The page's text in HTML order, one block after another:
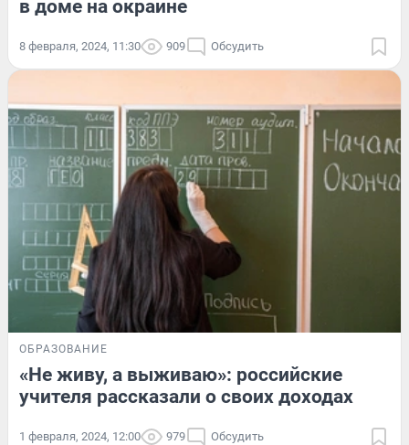
в доме на окраине
8 февраля, 2024, 11:30 909 Обсудить
ОБРАЗОВАНИЕ
«Не живу, а выживаю»: российские
учителя рассказали о своих доходах
1 февраля, 2024, 12:00 979 Обсудить